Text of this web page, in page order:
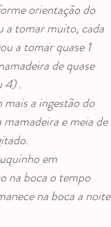
orientação do
a tomar muito, cada
a tomar quase 1
de quase
4) .
a ingestão do
e meia de
em
na boca o tempo
na boca a noite